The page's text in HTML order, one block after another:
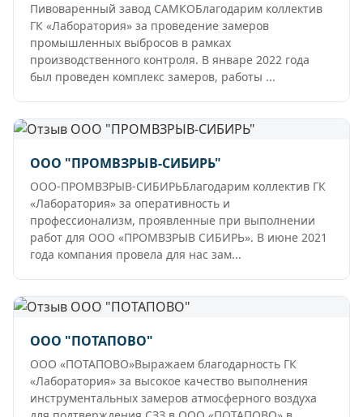
Пивоваренный завод САМКОБлагодарим коллектив
ГК «Лаборатория» за проведение замеров
промышленных выбросов в рамках
производственного контроля. В январе 2022 года
был проведен комплекс замеров, работы ...
ООО "ПРОМВЗРЫВ-СИБИРЬ"
ООО-ПРОМВЗРЫВ-СИБИРЬБлагодарим коллектив ГК
«Лаборатория» за оперативность и
профессионализм, проявленные при выполнении
работ для ООО «ПРОМВЗРЫВ СИБИРЬ». В июне 2021
года компания провела для нас зам...
ООО "ПОТАПОВО"
ООО «ПОТАПОВО»Выражаем благодарность ГК
«Лаборатория» за высокое качество выполнения
инструментальных замеров атмосферного воздуха